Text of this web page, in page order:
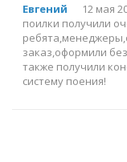
Евгений
12 мая
поилки получили
заказ,оформили
также получили
систему поения!